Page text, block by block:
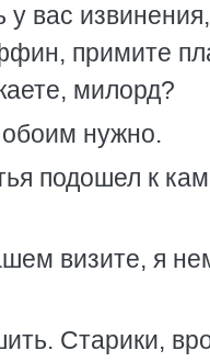
вас
примите
милорд?
нужно.
подошел к
визите, я
Старики,